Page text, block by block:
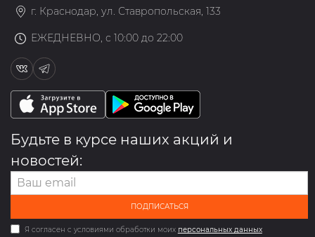
г. Краснодар, ул. Ставропольская, 133
ЕЖЕДНЕВНО, с 10:00 до 22:00
Будьте в курсе наших акций и
новостей:
ПОДПИСАТЬСЯ
Я согласен с условиями обработки моих персональных данных